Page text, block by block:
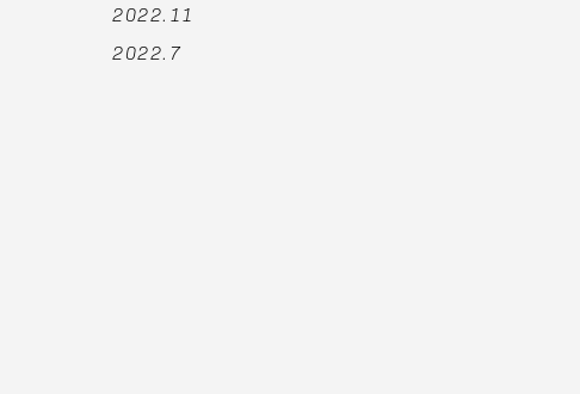
2022.11
2022.7